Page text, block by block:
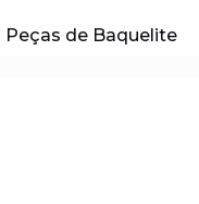
Peças de Baquelite